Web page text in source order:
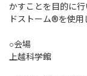
かすことを目的に
ドストーム®を使用
○会場
上越科学館